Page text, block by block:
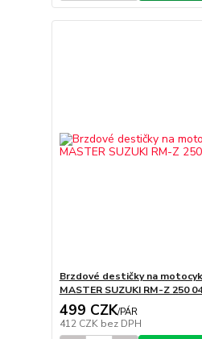
Brzdové destičky na
MASTER SUZUKI RM-Z 250
499 CZK/PÁR
412 CZK bez DPH